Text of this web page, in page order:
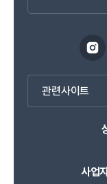
관련사이트
사업